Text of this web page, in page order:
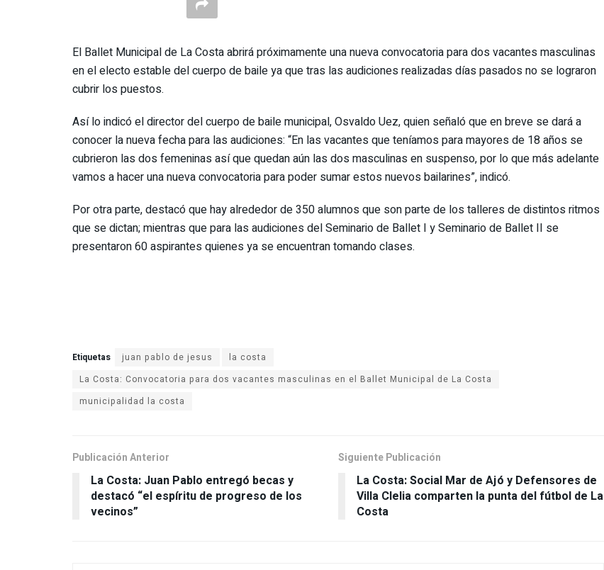
El Ballet Municipal de La Costa abrirá próximamente una nueva convocatoria para dos vacantes masculinas
en el electo estable del cuerpo de baile ya que tras las audiciones realizadas días pasados no se lograron
cubrir los puestos.
Así lo indicó el director del cuerpo de baile municipal, Osvaldo Uez, quien señaló que en breve se dará a
conocer la nueva fecha para las audiciones: “En las vacantes que teníamos para mayores de 18 años se
cubrieron las dos femeninas así que quedan aún las dos masculinas en suspenso, por lo que más adelante
vamos a hacer una nueva convocatoria para poder sumar estos nuevos bailarines”, indicó.
Por otra parte, destacó que hay alrededor de 350 alumnos que son parte de los talleres de distintos ritmos
que se dictan; mientras que para las audiciones del Seminario de Ballet I y Seminario de Ballet II se
presentaron 60 aspirantes quienes ya se encuentran tomando clases.
Etiquetas juan pablo de jesus
la costa
La Costa: Convocatoria para dos vacantes masculinas en el Ballet Municipal de La Costa
municipalidad la costa
Publicación Anterior
La Costa: Juan Pablo entregó becas y
destacó “el espíritu de progreso de los
vecinos”
Siguiente Publicación
La Costa: Social Mar de Ajó y Defensores de
Villa Clelia comparten la punta del fútbol de La
Costa